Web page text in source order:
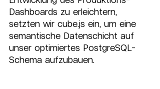
Dashboards zu erleichtern,
setzten wir cube.js ein, um eine
semantische Datenschicht auf
unser optimiertes PostgreSQL-
Schema aufzubauen.